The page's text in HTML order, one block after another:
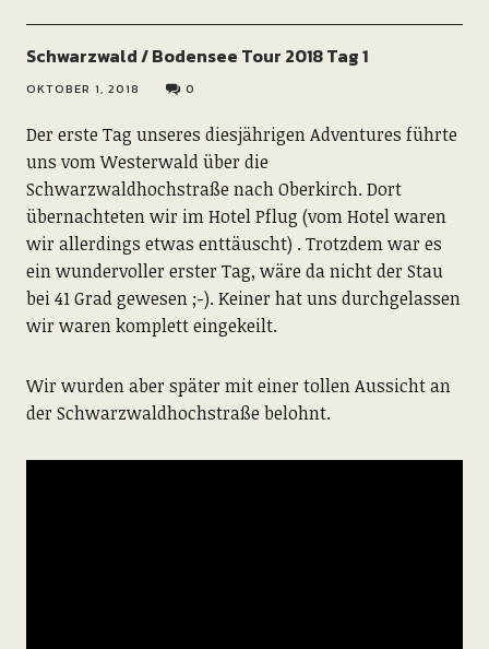
Schwarzwald / Bodensee Tour 2018 Tag 1
OKTOBER 1, 2018 0
Der erste Tag unseres diesjährigen Adventures führte
uns vom Westerwald über die
Schwarzwaldhochstraße nach Oberkirch. Dort
übernachteten wir im Hotel Pflug (vom Hotel waren
wir allerdings etwas enttäuscht) . Trotzdem war es
ein wundervoller erster Tag, wäre da nicht der Stau
bei 41 Grad gewesen ;-). Keiner hat uns durchgelassen
wir waren komplett eingekeilt.
Wir wurden aber später mit einer tollen Aussicht an
der Schwarzwaldhochstraße belohnt.